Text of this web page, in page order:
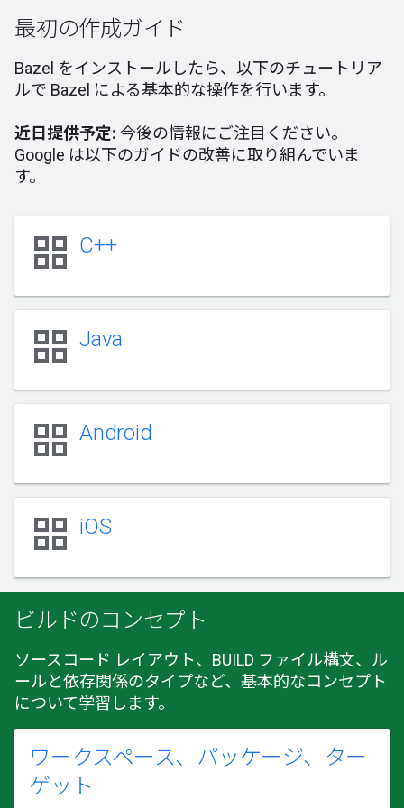
最初の作成ガイド
Bazel をインストールしたら、以下のチュートリア
ルで Bazel による基本的な操作を行います。
近日提供予定: 今後の情報にご注目ください。
Google は以下のガイドの改善に取り組んでいま
す。
grid_view C++
grid_view Java
grid_view Android
grid_view iOS
ビルドのコンセプト
ソースコード レイアウト、BUILD ファイル構文、ル
ールと依存関係のタイプなど、基本的なコンセプト
について学習します。
ワークスペース、パッケージ、ター
ゲット